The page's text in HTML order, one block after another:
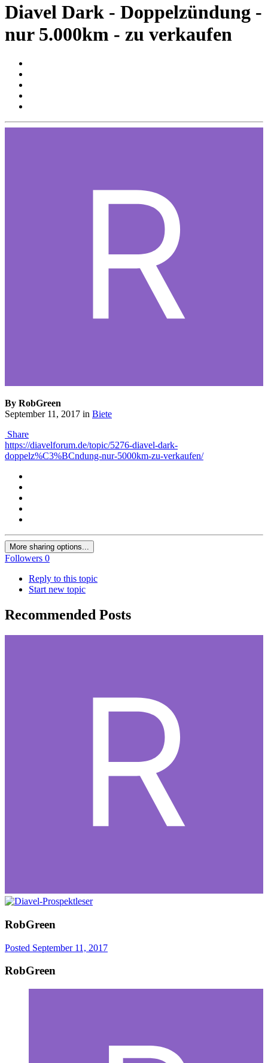
Diavel Dark - Doppelzündung -
nur 5.000km - zu verkaufen
By RobGreen
September 11, 2017 in Biete
Share
https://diavelforum.de/topic/5276-diavel-dark-
doppelz%C3%BCndung-nur-5000km-zu-verkaufen/
More sharing options...
Followers 0
Reply to this topic
Start new topic
Recommended Posts
RobGreen
Posted September 11, 2017
RobGreen